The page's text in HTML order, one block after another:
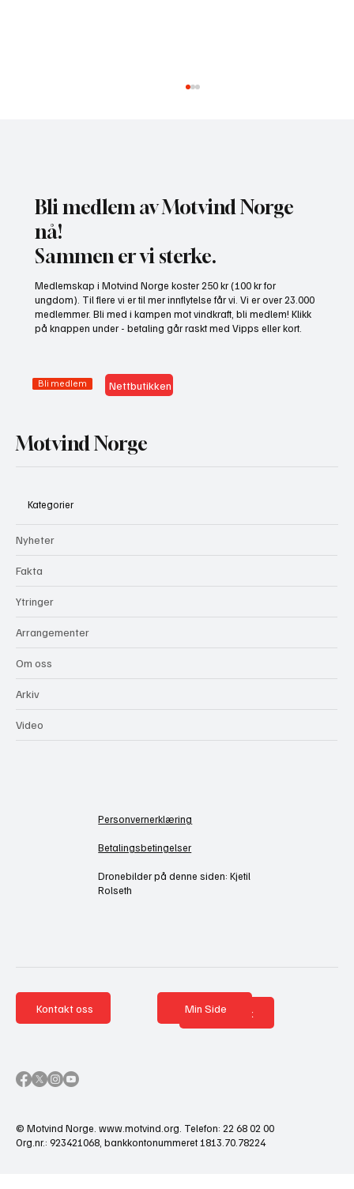
oss på stand i Elverum
Bli medlem av Motvind Norge
nå!
Sammen er vi sterke.
Medlemskap i Motvind Norge koster 250 kr (100 kr for
ungdom). Til flere vi er til mer innflytelse får vi. Vi er over 23.000
medlemmer. Bli med i kampen mot vindkraft, bli medlem! Klikk
på knappen under - betaling går raskt med Vipps eller kort.
Bli medlem Nettbutikken
Motvind Norge
Kategorier
Nyheter
Fakta
Ytringer
Arrangementer
Om oss
Arkiv
Video
Personvernerklæring
Betalingsbetingelser
Dronebilder på denne siden: Kjetil
Rolseth
Kontakt oss Nettbutikk
Min Side
© Motvind Norge. www.motvind.org . Telefon: 22 68 02 00
Org.nr.: 923421068, bankkontonummeret 1813.70.78224